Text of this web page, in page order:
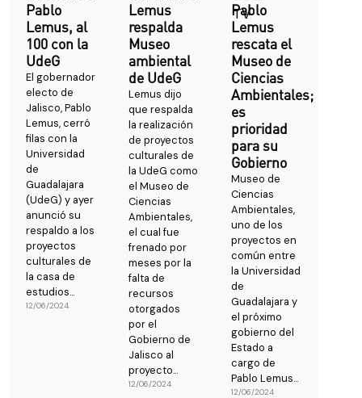
Pablo
Lemus, al
100 con la
UdeG
El gobernador
electo de
Jalisco, Pablo
Lemus, cerró
filas con la
Universidad
de
Guadalajara
(UdeG) y ayer
anunció su
respaldo a los
proyectos
culturales de
la casa de
estudios...
12/06/2024
Lemus
respalda
Museo
ambiental
de UdeG
Lemus dijo
que respalda
la realización
de proyectos
culturales de
la UdeG como
el Museo de
Ciencias
Ambientales,
el cual fue
frenado por
meses por la
falta de
recursos
otorgados
por el
Gobierno de
Jalisco al
proyecto...
12/06/2024
Pablo
Lemus
rescata el
Museo de
Ciencias
Ambientales;
es
prioridad
para su
Gobierno
Museo de
Ciencias
Ambientales,
uno de los
proyectos en
común entre
la Universidad
de
Guadalajara y
el próximo
gobierno del
Estado a
cargo de
Pablo Lemus...
12/06/2024